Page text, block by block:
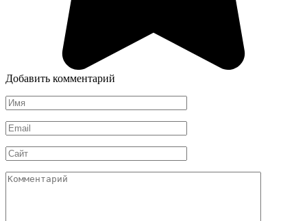
Добавить комментарий
Имя
*
Email
*
Сайт
Комментарий